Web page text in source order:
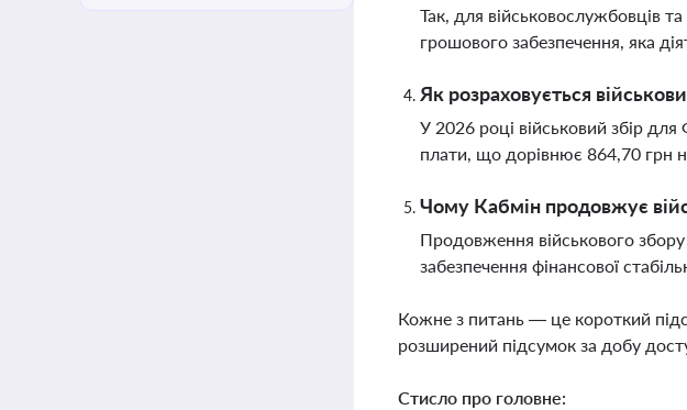
Так, для військовослужбовців
грошового забезпечення, яка
Як розраховується
У 2026 році військовий збір для
плати, що дорівнює 864,70 грн
Чому Кабмін продовжує
Продовження військового
забезпечення фінансової
Кожне з питань — це короткий
розширений підсумок за добу
Стисло про головне: